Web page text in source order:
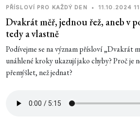
PŘÍSLOVÍ PRO KAŽDÝ DEN • 11.10.2024
Dvakrát měř, jednou řež, aneb v
tedy a vlastně
Podívejme se na význam přísloví „Dvakrát
unáhlené kroky ukazují jako chyby? Proč je
přemýšlet, než jednat?